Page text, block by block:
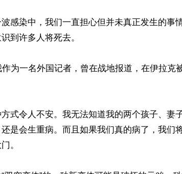
感染中，我们一直担心但并未真正发生的事
到许多人将死去。
为一名外国记者，曾在战地报道，在伊拉克
式令人不安。我无法知道我的两个孩子、妻
是会生重病。而且如果我们真的病了，我们
。